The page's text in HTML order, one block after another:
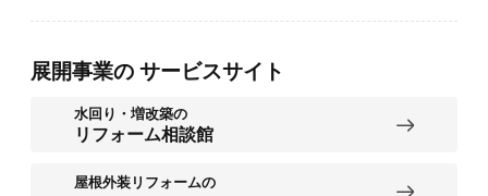
展開事業の サービスサイト
水回り・増改築の
リフォーム相談館
屋根外装リフォームの